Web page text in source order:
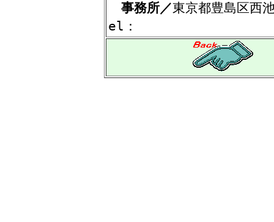
事務所／東京都豊島区
el：